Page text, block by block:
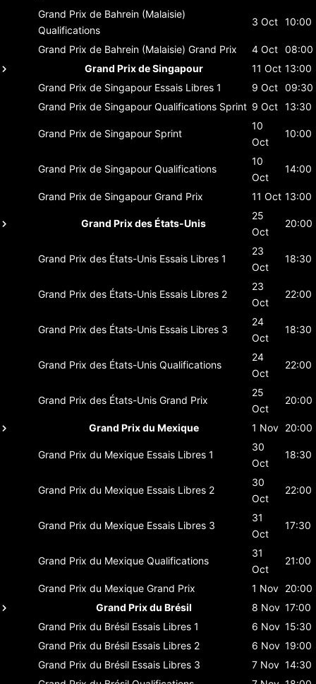
Grand Prix de Bahrein (Malaisie)
Qualifications
3 Oct 10:00
Grand Prix de Bahrein (Malaisie) Grand Prix 4 Oct 08:00
Grand Prix de Singapour
11 Oct 13:00
Grand Prix de Singapour Essais Libres 1 9 Oct 09:30
Grand Prix de Singapour Qualifications Sprint 9 Oct 13:30
Grand Prix de Singapour Sprint
10
Oct
10:00
Grand Prix de Singapour Qualifications
10
Oct
14:00
Grand Prix de Singapour Grand Prix 11 Oct 13:00
Grand Prix des États-Unis
25
Oct
20:00
Grand Prix des États-Unis Essais Libres 1
23
Oct
18:30
Grand Prix des États-Unis Essais Libres 2
23
Oct
22:00
Grand Prix des États-Unis Essais Libres 3
24
Oct
18:30
Grand Prix des États-Unis Qualifications
24
Oct
22:00
Grand Prix des États-Unis Grand Prix
25
Oct
20:00
Grand Prix du Mexique 1 Nov 20:00
Grand Prix du Mexique Essais Libres 1
30
Oct
18:30
Grand Prix du Mexique Essais Libres 2
30
Oct
22:00
Grand Prix du Mexique Essais Libres 3
31
Oct
17:30
Grand Prix du Mexique Qualifications
31
Oct
21:00
Grand Prix du Mexique Grand Prix 1 Nov 20:00
Grand Prix du Brésil
8 Nov 17:00
Grand Prix du Brésil Essais Libres 1 6 Nov 15:30
Grand Prix du Brésil Essais Libres 2 6 Nov 19:00
Grand Prix du Brésil Essais Libres 3 7 Nov 14:30